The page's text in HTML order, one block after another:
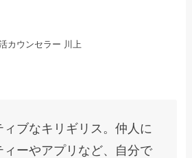
カウンセラー 川上
ィブなキリギリス。仲人に
ィーやアプリなど、自分で